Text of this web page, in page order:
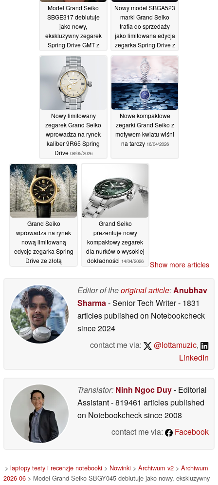
Model Grand Seiko
SBGE317 debiutuje
jako nowy,
ekskluzywny zegarek
Spring Drive GMT z
czarną ramką z
ceramiki cyrkonowej
27/06/2026
Nowy model SBGA523
marki Grand Seiko
trafia do sprzedaży
jako limitowana edycja
zegarka Spring Drive z
tarczą imitującą pióro
pawia18/06/2026
Nowy limitowany
zegarek Grand Seiko
wprowadza na rynek
kaliber 9R65 Spring
Drive 08/05/2026
Nowe kompaktowe
zegarki Grand Seiko z
motywem kwiatu wiśni
na tarczy 16/04/2026
Grand Seiko
wprowadza na rynek
nową limitowaną
edycję zegarka Spring
Drive ze złotą
Grand Seiko
prezentuje nowy
kompaktowy zegarek
dla nurków o wysokiej
dokładności 14/04/2026 Show more articles
Editor of theoriginal article:Anubhav
Sharma- Senior Tech Writer- 1831
articles published on Notebookcheck
since 2024
contact me via:
@lottamuzic,
LinkedIn
Translator: Ninh Ngoc Duy- Editorial
Assistant- 819461 articles published
on Notebookchecksince 2008
contact me via:
Facebook
> laptopy testy i recenzje notebooki > Nowinki > Archiwum v2 > Archiwum
2026 06 > Model Grand Seiko SBGY045 debiutuje jako nowy, ekskluzywny